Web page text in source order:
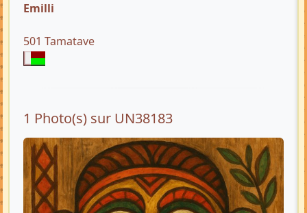
Emilli
501 Tamatave
1 Photo(s) sur UN38183